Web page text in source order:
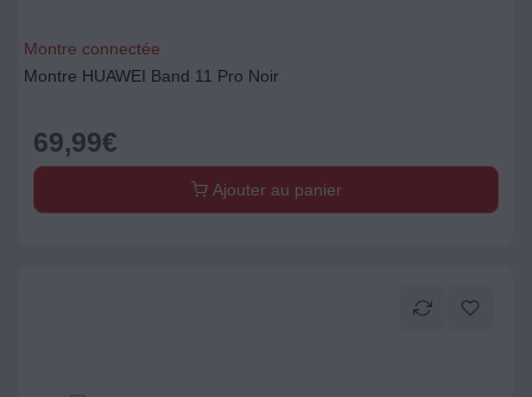
Montre connectée
Montre HUAWEI Band 11 Pro Noir
69,99€
Ajouter au panier